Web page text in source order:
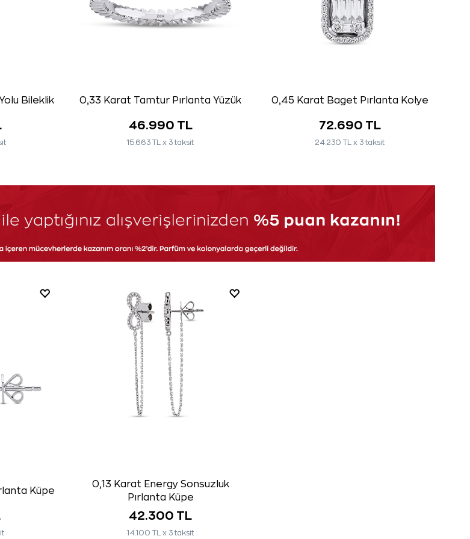
Bileklik 0,33 Karat Tamtur Pırlanta Yüzük
46.990 TL
15.663 TL x 3 taksit
0,45 Karat Baget Pırlanta Kolye
72.690 TL
24.230 TL x 3 taksit
Küpe
0,13 Karat Energy Sonsuzluk
Pırlanta Küpe
42.300 TL
14.100 TL x 3 taksit